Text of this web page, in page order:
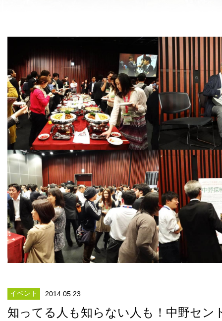
イベント 2014.05.23
知ってる人も知らない人も！中野セン